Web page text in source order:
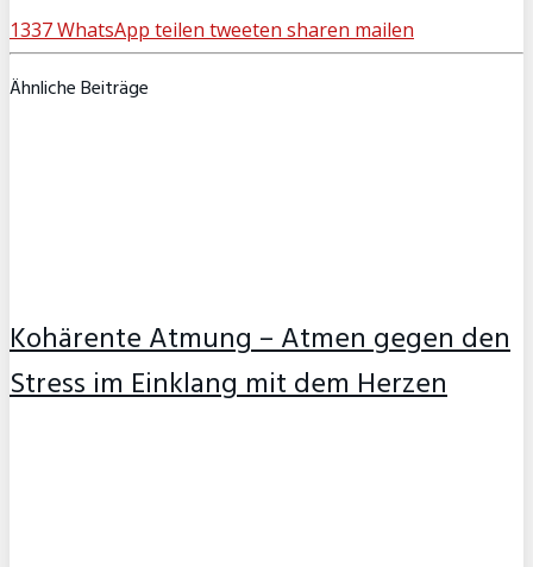
1337WhatsApp teilen tweeten sharen mailen
Ähnliche Beiträge
Kohärente Atmung – Atmen gegen den
Stress im Einklang mit dem Herzen